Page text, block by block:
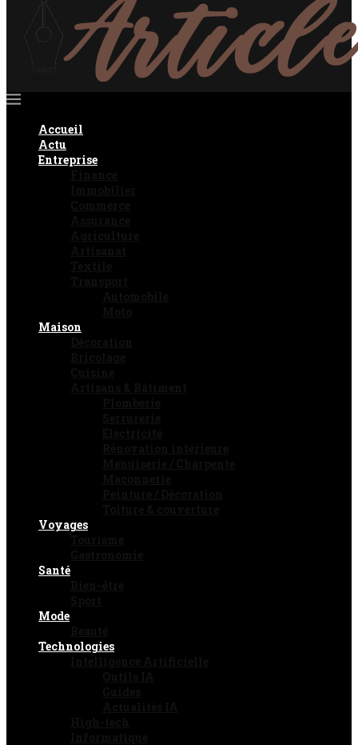
Accueil
Actu
Entreprise
Maison
Voyages
Santé
Mode
Technologies